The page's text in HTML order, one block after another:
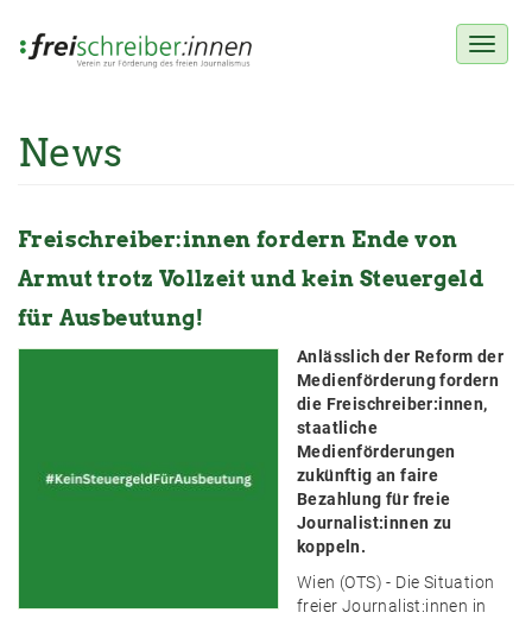
Direkt
zum
Toggle
News
Freischreiber:innen fordern Ende von
Armut trotz Vollzeit und kein Steuergeld
für Ausbeutung!
Anlässlich der Reform der
Medienförderung fordern
die Freischreiber:innen,
staatliche
Medienförderungen
zukünftig an faire
Bezahlung für freie
Journalist:innen zu
koppeln.
Wien (OTS) - Die Situation
freier Journalist:innen in